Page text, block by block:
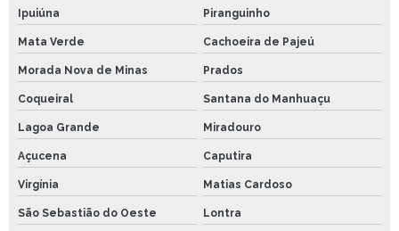
Ipuiúna Piranguinho
Mata Verde Cachoeira de Pajeú
Morada Nova de Minas Prados
Coqueiral Santana do Manhuaçu
Lagoa Grande Miradouro
Açucena Caputira
Virgínia Matias Cardoso
São Sebastião do Oeste Lontra